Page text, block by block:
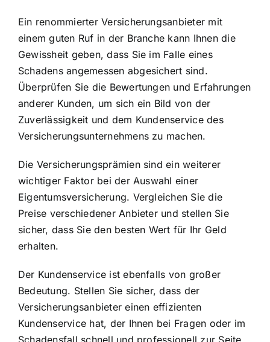
Ein renommierter Versicherungsanbieter mit
einem guten Ruf in der Branche kann Ihnen die
Gewissheit geben, dass Sie im Falle eines
Schadens angemessen abgesichert sind.
Überprüfen Sie die Bewertungen und Erfahrungen
anderer Kunden, um sich ein Bild von der
Zuverlässigkeit und dem Kundenservice des
Versicherungsunternehmens zu machen.
Die Versicherungsprämien sind ein weiterer
wichtiger Faktor bei der Auswahl einer
Eigentumsversicherung. Vergleichen Sie die
Preise verschiedener Anbieter und stellen Sie
sicher, dass Sie den besten Wert für Ihr Geld
erhalten.
Der Kundenservice ist ebenfalls von großer
Bedeutung. Stellen Sie sicher, dass der
Versicherungsanbieter einen effizienten
Kundenservice hat, der Ihnen bei Fragen oder im
Schadensfall schnell und professionell zur Seite